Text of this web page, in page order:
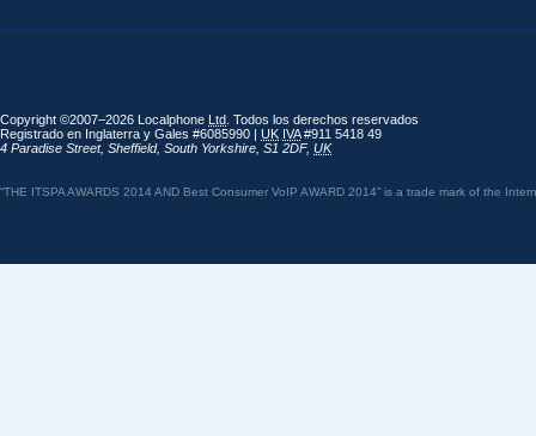
Copyright ©2007–2026 Localphone Ltd . Todos los derechos reservados
Registrado en Inglaterra y Gales #6085990 | UK IVA#911 5418 49
4 Paradise Street, Sheffield, South Yorkshire S1 2DF, UK
“THE ITSPA AWARDS 2014 AND Best Consumer VoIP AWARD 2014” is a trade mark of the